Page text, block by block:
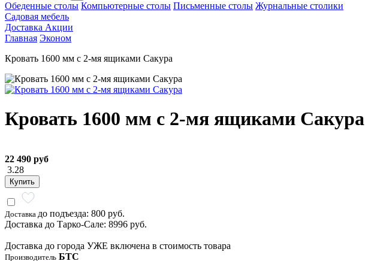
Обеденные столы Компьютерные столы Письменные столы Журнальные столики
Садовая мебель
Доставка Акции
Главная Эконом
Кровать 1600 мм с 2-мя ящиками Сакура
Кровать 1600 мм с 2-мя ящиками Сакура
22 490 руб
3.28
Купить
Доставка до подъезда: 800 руб.
Доставка до Тарко-Сале: 8996 руб.
Доставка до города УЖЕ включена в стоимость товара
Производитель БТС